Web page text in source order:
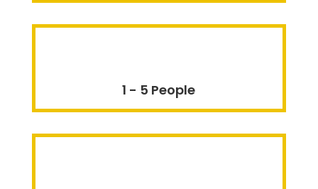
1 - 5 People